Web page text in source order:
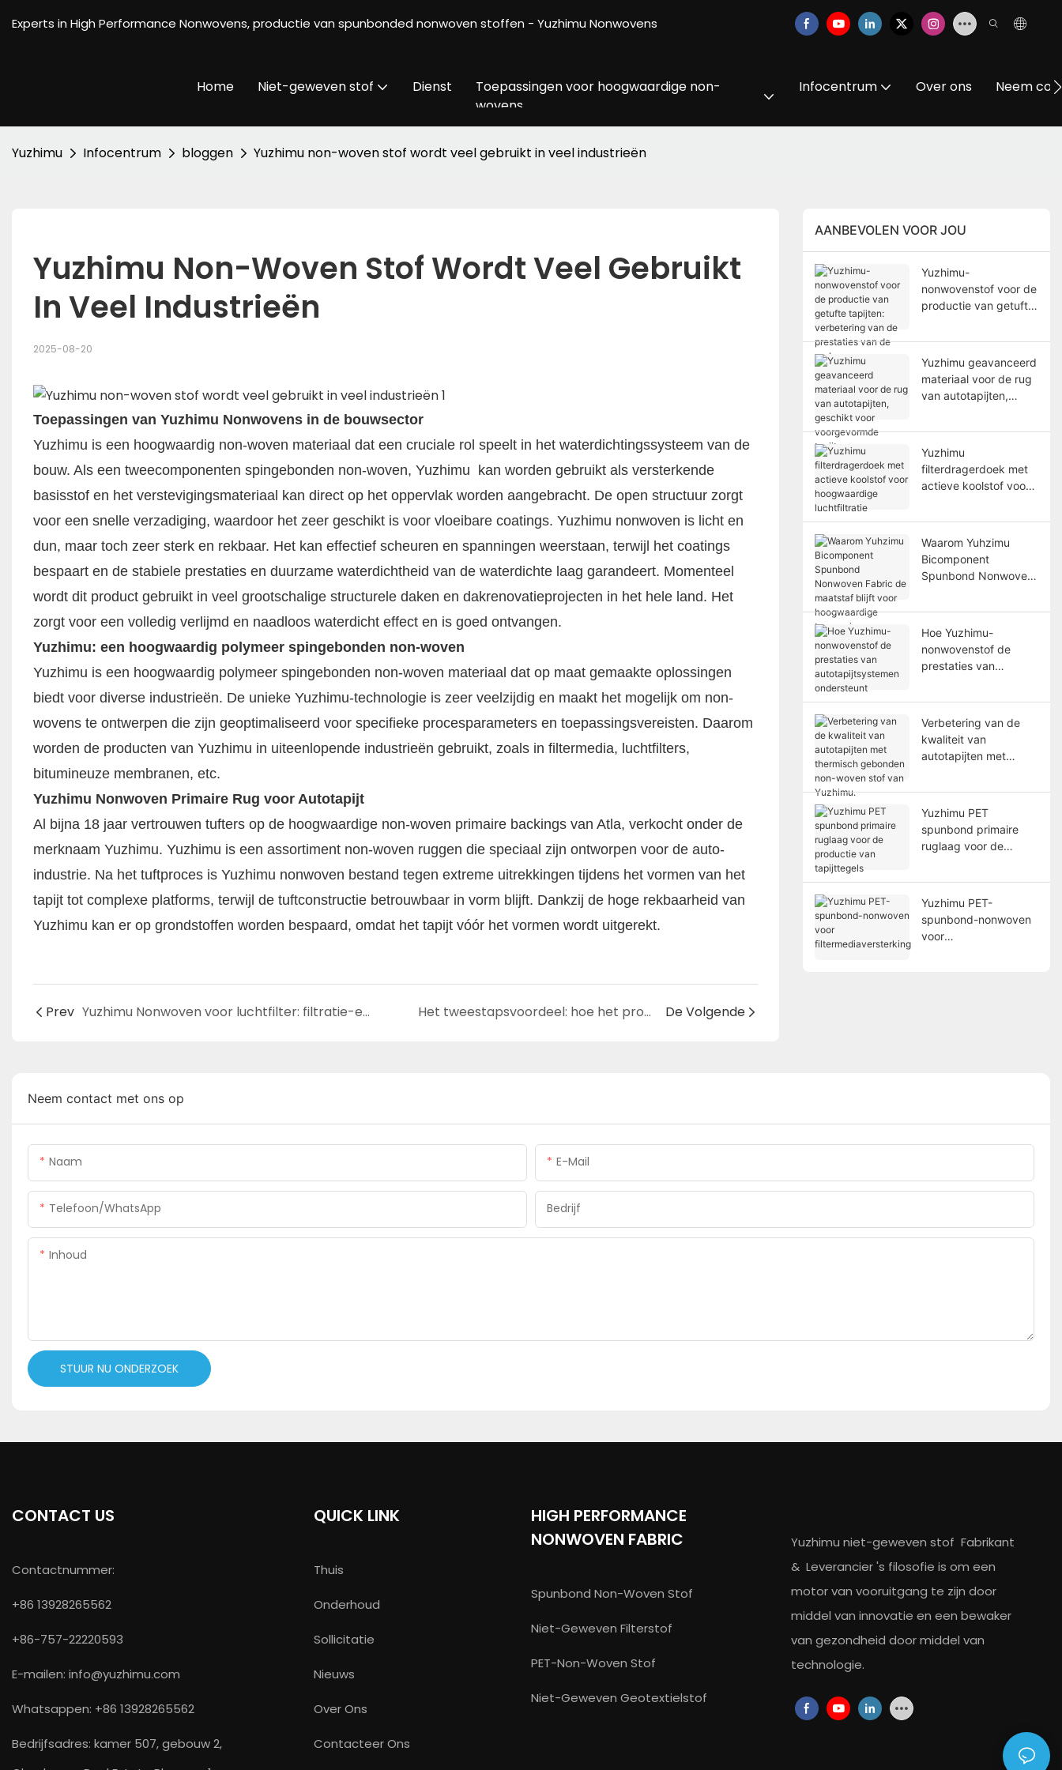
Experts in High Performance Nonwovens, productie van spunbonded nonwoven stoffen - Yuzhimu Nonwovens
Home Niet-geweven stof Dienst
Toepassingen voor hoogwaardige non-
wovens
Infocentrum Over ons Neem
Yuzhimu Infocentrum bloggen Yuzhimu non-woven stof wordt veel gebruikt in veel industrieën
Yuzhimu Non-Woven Stof Wordt Veel Gebruikt
In Veel Industrieën
2025-08-20
Toepassingen van Yuzhimu Nonwovens in de bouwsector
Yuzhimu is een hoogwaardig non-woven materiaal dat een cruciale rol speelt in het waterdichtingssysteem van de
bouw. Als een tweecomponenten spingebonden non-woven, Yuzhimu kan worden gebruikt als versterkende
basisstof en het verstevigingsmateriaal kan direct op het oppervlak worden aangebracht. De open structuur zorgt
voor een snelle verzadiging, waardoor het zeer geschikt is voor vloeibare coatings. Yuzhimu nonwoven is licht en
dun, maar toch zeer sterk en rekbaar. Het kan effectief scheuren en spanningen weerstaan, terwijl het coatings
bespaart en de stabiele prestaties en duurzame waterdichtheid van de waterdichte laag garandeert. Momenteel
wordt dit product gebruikt in veel grootschalige structurele daken en dakrenovatieprojecten in het hele land. Het
zorgt voor een volledig verlijmd en naadloos waterdicht effect en is goed ontvangen.
Yuzhimu: een hoogwaardig polymeer spingebonden non-woven
Yuzhimu is een hoogwaardig polymeer spingebonden non-woven materiaal dat op maat gemaakte oplossingen
biedt voor diverse industrieën. De unieke Yuzhimu-technologie is zeer veelzijdig en maakt het mogelijk om non-
wovens te ontwerpen die zijn geoptimaliseerd voor specifieke procesparameters en toepassingsvereisten. Daarom
worden de producten van Yuzhimu in uiteenlopende industrieën gebruikt, zoals in filtermedia, luchtfilters,
bitumineuze membranen, etc.
Yuzhimu Nonwoven Primaire Rug voor Autotapijt
Al bijna 18 jaar vertrouwen tufters op de hoogwaardige non-woven primaire backings van Atla, verkocht onder de
merknaam Yuzhimu. Yuzhimu is een assortiment non-woven ruggen die speciaal zijn ontworpen voor de auto-
industrie. Na het tuftproces is Yuzhimu nonwoven bestand tegen extreme uitrekkingen tijdens het vormen van het
tapijt tot complexe platforms, terwijl de tuftconstructie betrouwbaar in vorm blijft. Dankzij de hoge rekbaarheid van
Yuzhimu kan er op grondstoffen worden bespaard, omdat het tapijt vóór het vormen wordt uitgerekt.
Prev Yuzhimu Nonwoven voor luchtfilter: filtratie-efficiëntie en structuuranalyse Het tweestapsvoordeel: hoe het productieproces van Yuzhimu zijn unieke eigenschappen vormgeeft De Volgende
AANBEVOLEN VOOR JOU
Yuzhimu-
nonwovenstof voor de
productie van getufte
van de prestaties van
de ruglaag
Yuzhimu geavanceerd
materiaal voor de rug
van autotapijten,
voorgevormde
tapijten.
Yuzhimu
filterdragerdoek met
actieve koolstof voor
luchtfiltratie
Waarom Yuhzimu
Bicomponent
Spunbond Nonwoven
blijft voor
hoogwaardige
toepassingen
Hoe Yuzhimu-
nonwovenstof de
prestaties van
ondersteunt
Verbetering van de
kwaliteit van
autotapijten met
non-woven stof van
Yuzhimu.
Yuzhimu PET
spunbond primaire
ruglaag voor de
tapijttegels
Yuzhimu PET-
spunbond-nonwoven
voor
Neem contact met ons op
Naam E-Mail
Telefoon/WhatsApp Bedrijf
Inhoud
STUUR NU ONDERZOEK
CONTACT US
Contactnummer:
+86 13928265562
+86-757-22220593
E-mailen: info@yuzhimu.com
Whatsappen: +86 13928265562
Bedrijfsadres: kamer 507, gebouw 2,
QUICK LINK
Thuis
Onderhoud
Sollicitatie
Nieuws
Over Ons
Contacteer Ons
HIGH PERFORMANCE
NONWOVEN FABRIC
Spunbond Non-Woven Stof
Niet-Geweven Filterstof
PET-Non-Woven Stof
Niet-Geweven Geotextielstof
Yuzhimu niet-geweven stof Fabrikant
& Leverancier's filosofie is om een ​​
motor van vooruitgang te zijn door
middel van innovatie en een bewaker
van gezondheid door middel van
technologie.